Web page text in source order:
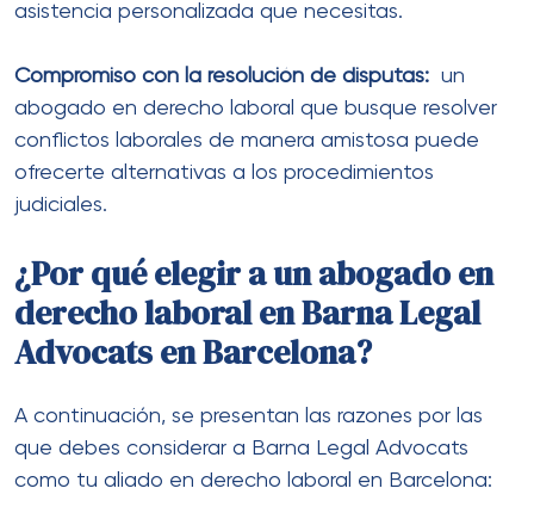
asistencia personalizada que necesitas.
Compromiso con la resolución de disputas: un
abogado en derecho laboral que busque resolver
conflictos laborales de manera amistosa puede
ofrecerte alternativas a los procedimientos
judiciales.
¿Por qué elegir a un abogado en
derecho laboral en Barna Legal
Advocats en Barcelona?
A continuación, se presentan las razones por las
que debes considerar a Barna Legal Advocats
como tu aliado en derecho laboral en Barcelona: